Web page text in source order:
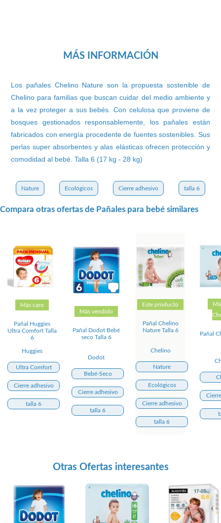
MÁS INFORMACIÓN
Los pañales Chelino Nature son la propuesta sostenible de
Chelino para familias que buscan cuidar del medio ambiente y
a la vez proteger a sus bebés. Con celulosa que proviene de
bosques gestionados responsablemente, los pañales están
fabricados con energía procedente de fuentes sostenibles. Sus
perlas super absorbentes y alas elásticas ofrecen protección y
comodidad al bebé. Talla 6 (17 kg - 28 kg)
Nature Ecológicos Cierre adhesivo talla 6
Compara otras ofertas de Pañales para bebé similares
Más caro
Pañal Huggies
Ultra Comfort Talla
6
Huggies
Ultra Comfort
Cierre adhesivo
talla 6
Más vendido
Pañal Dodot Bebé
seco Talla 6
Dodot
Bebé-Seco
Cierre adhesivo
talla 6
Este producto
Pañal Chelino
Nature Talla 6
Chelino
Nature
Ecológicos
Cierre adhesivo
talla 6
Pañal
Otras Ofertas interesantes